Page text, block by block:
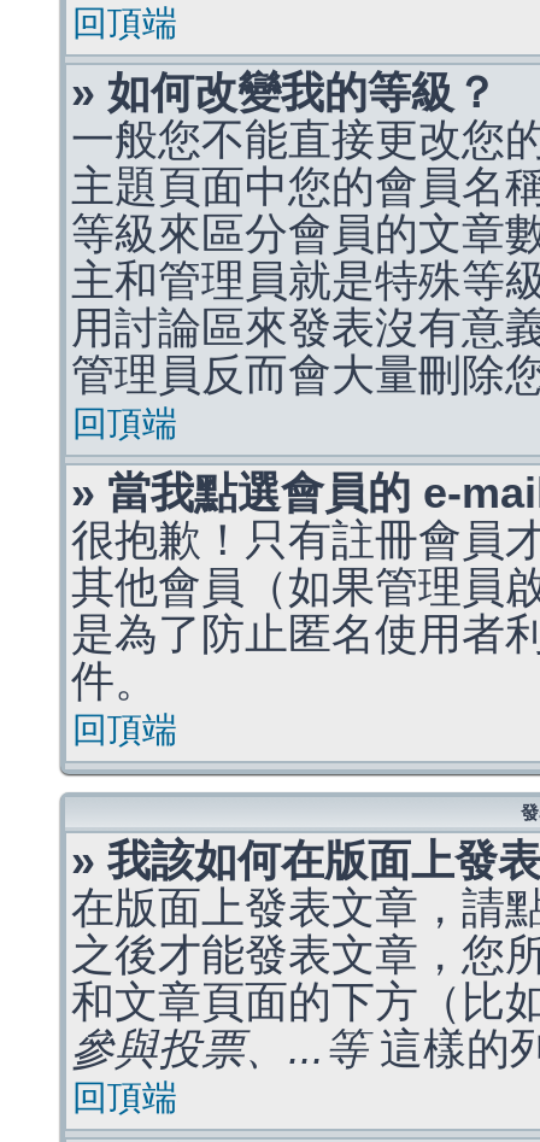
回頂端
» 如何改變我的等級？
一般您不能直接更改您
主題頁面中您的會員名
等級來區分會員的文章
主和管理員就是特殊等
用討論區來發表沒有意
管理員反而會大量刪除
回頂端
» 當我點選會員的 e-
很抱歉！只有註冊會員
其他會員（如果管理員
是為了防止匿名使用者
件。
回頂端
» 我該如何在版面上發
在版面上發表文章，請
之後才能發表文章，您
和文章頁面的下方（比
參與投票、...等這樣的
回頂端